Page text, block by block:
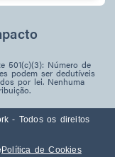
501(c)(3): Número de
podem ser dedutíveis
por lei. Nenhuma
- Todos os direitos
Política de Cookies